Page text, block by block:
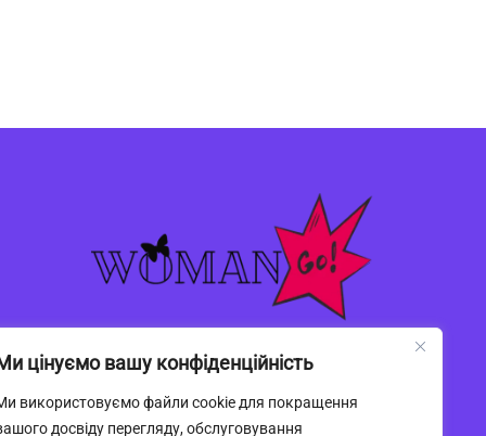
цінуємо вашу конфіденційність
використовуємо файли cookie для покращення
досвіду перегляду, обслуговування